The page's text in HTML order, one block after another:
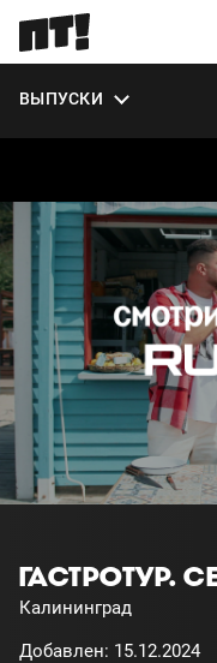
ВЫПУСКИ
О СЕЗОНЕ
ГАСТРОТУР.
Калининград
Добавлен: 15.12.2024